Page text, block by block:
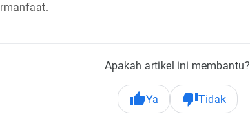
Apakah artikel ini membantu?
Ya Tidak